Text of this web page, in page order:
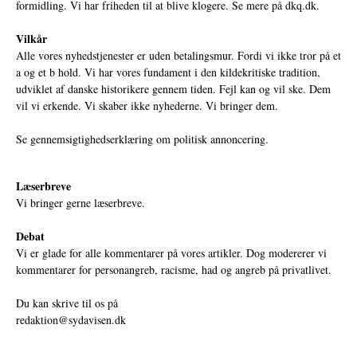
formidling. Vi har friheden til at blive klogere. Se mere på dkq.dk.
Vilkår
Alle vores nyhedstjenester er uden betalingsmur. Fordi vi ikke tror på et
a og et b hold. Vi har vores fundament i den kildekritiske tradition,
udviklet af danske historikere gennem tiden. Fejl kan og vil ske. Dem
vil vi erkende. Vi skaber ikke nyhederne. Vi bringer dem.
Se gennemsigtighedserklæring om politisk annoncering.
Læserbreve
Vi bringer gerne læserbreve.
Debat
Vi er glade for alle kommentarer på vores artikler. Dog modererer vi
kommentarer for personangreb, racisme, had og angreb på privatlivet.
Du kan skrive til os på
redaktion@sydavisen.dk